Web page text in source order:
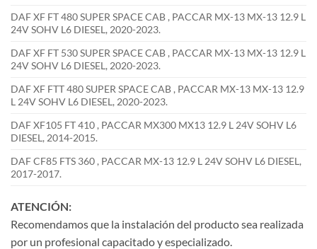
DAF XF FT 480 SUPER SPACE CAB , PACCAR MX-13 MX-13 12.9 L
24V SOHV L6 DIESEL, 2020-2023.
DAF XF FT 530 SUPER SPACE CAB , PACCAR MX-13 MX-13 12.9 L
24V SOHV L6 DIESEL, 2020-2023.
DAF XF FTT 480 SUPER SPACE CAB , PACCAR MX-13 MX-13 12.9
L 24V SOHV L6 DIESEL, 2020-2023.
DAF XF105 FT 410 , PACCAR MX300 MX13 12.9 L 24V SOHV L6
DIESEL, 2014-2015.
DAF CF85 FTS 360 , PACCAR MX-13 12.9 L 24V SOHV L6 DIESEL,
2017-2017.
ATENCIÓN:
Recomendamos que la instalación del producto sea realizada
por un profesional capacitado y especializado.